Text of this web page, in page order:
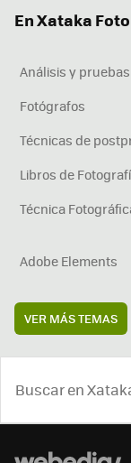
En Xataka
Análisis y pruebas
Fotógrafos
Técnicas de
Libros de
Técnica
Adobe Elements
VER MÁS TEMAS